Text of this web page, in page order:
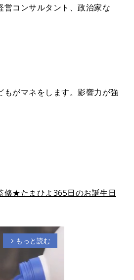
コンサルタント、政治家な
がマネをします。影響力が強
修★たまひよ365日のお誕生日
arrow_forward_ios もっと読む